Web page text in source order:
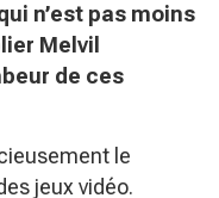
n’est pas moins
Melvil
de ces
le
jeux vidéo.